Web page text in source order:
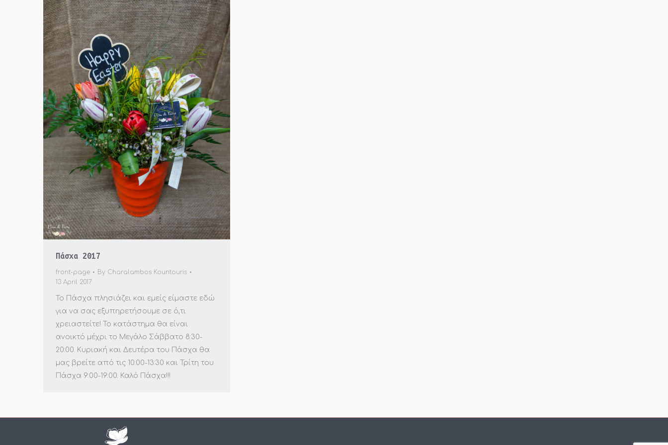
Πάσχα 2017
front-page By Charalambos Kountouris
13 April 2017
Το Πάσχα πλησιάζει και εμείς είμαστε εδώ
για να σας εξυπηρετήσουμε σε ό,τι
χρειαστείτε! Το κατάστημα θα είναι
ανοικτό μέχρι το Μεγάλο Σάββατο 8:30-
20:00. Κυριακή και Δευτέρα του Πάσχα θα
μας βρείτε από τις 10:00-13:30 και Τρίτη του
Πάσχα 9:00-19:00. Καλό Πάσχα!!!